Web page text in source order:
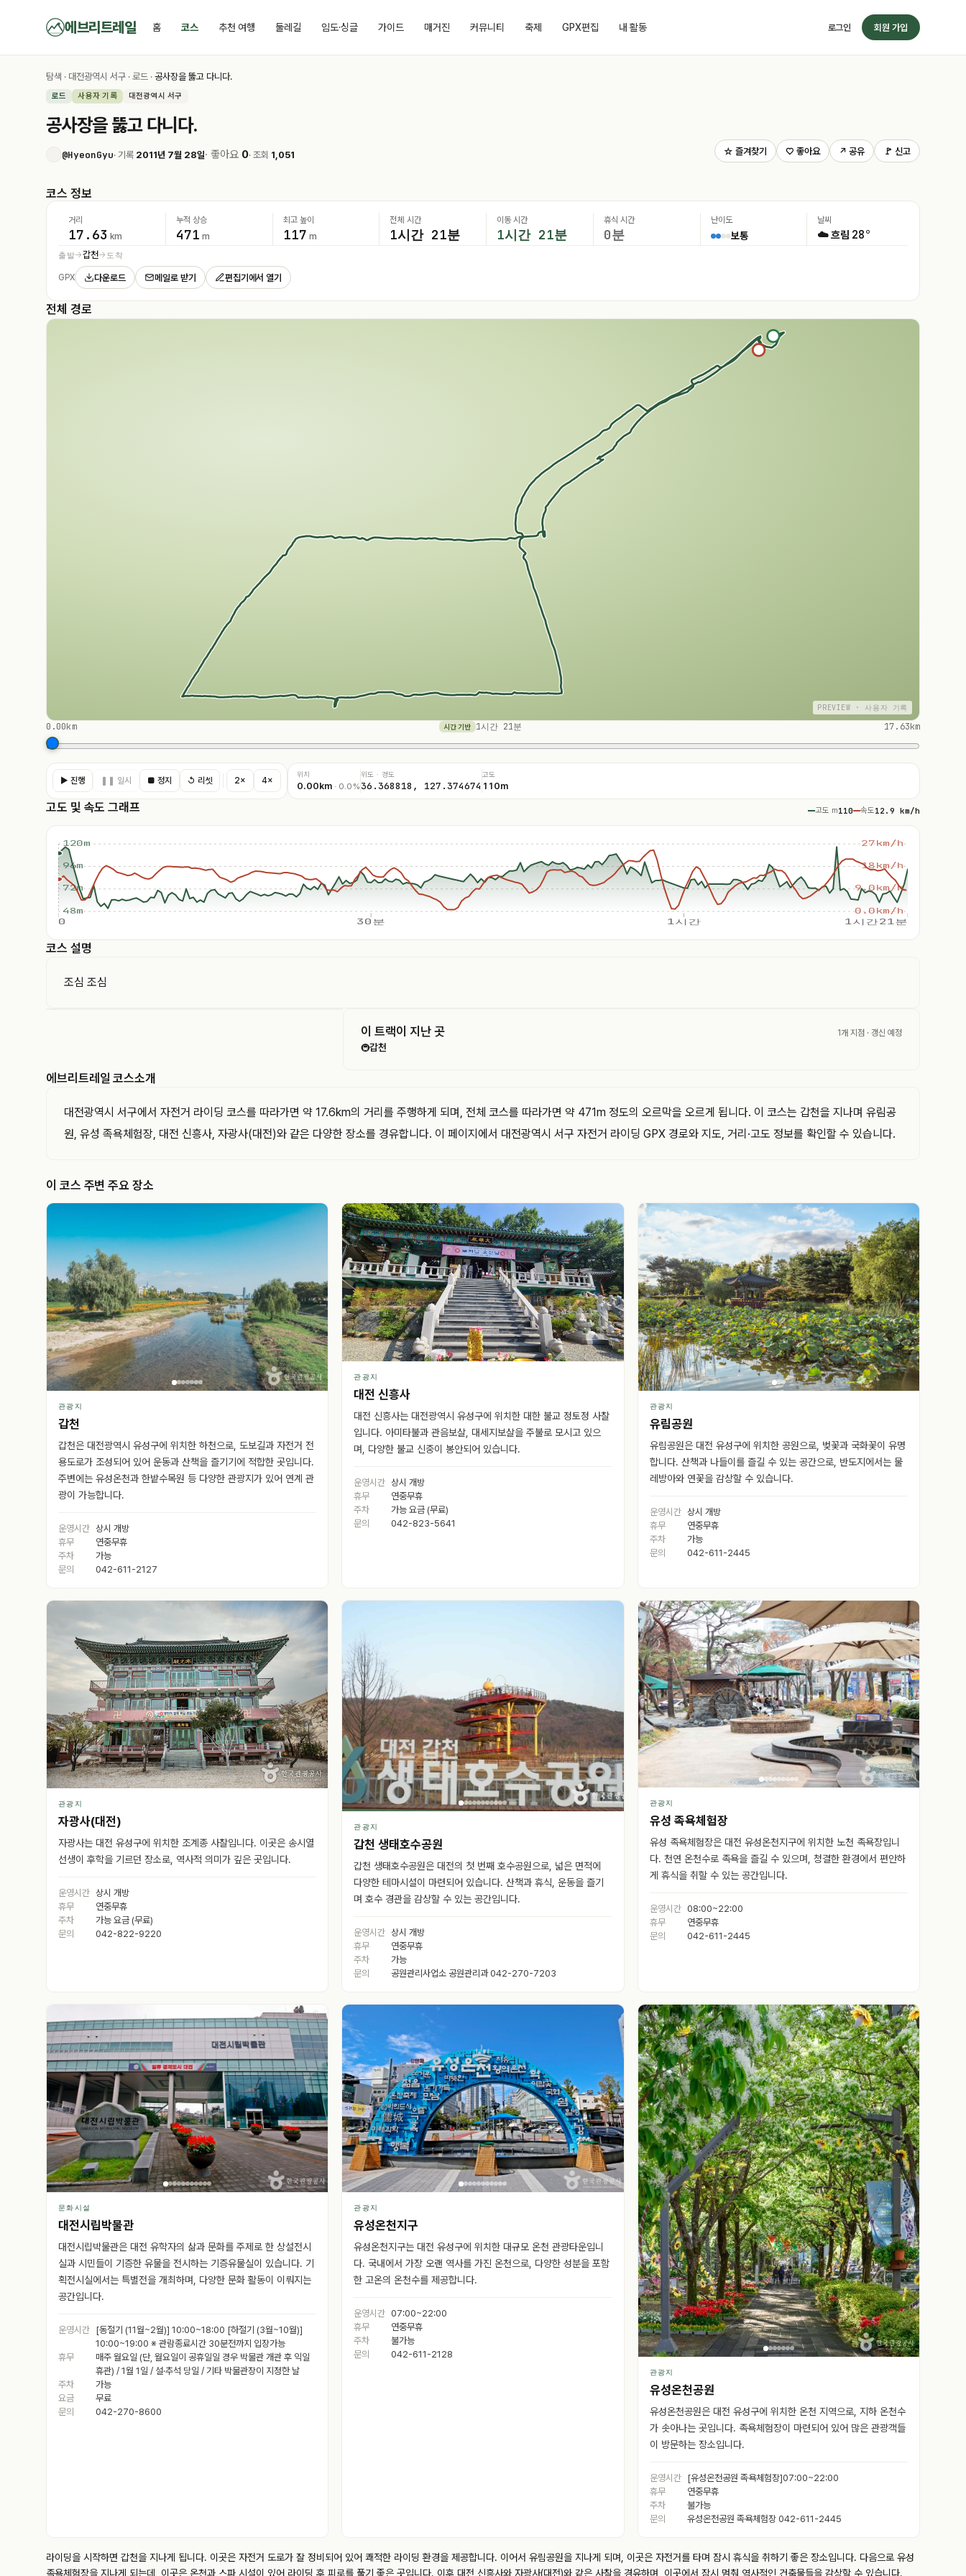
에브리트레일 홈 코스 추천 여행 둘레길 임도·싱글 가이드 매거진 커뮤니티 축제 GPX편집 내 활동 로그인 회원 가입
탐색 · 대전광역시 서구 · 로드 · 공사장을 뚫고 다니다.
로드 사용자 기록 대전광역시 서구
공사장을 뚫고 다니다.
@HyeonGyu· 기록 2011년 7월 28일· 좋아요 0· 조회 1,051 ☆ 즐겨찾기 ♡ 좋아요 ↗ 공유 🚩 신고
코스 정보
거리
17.63 km
누적 상승
471 m
최고 높이
117 m
전체 시간
1시간 21분
이동 시간
1시간 21분
휴식 시간
0분
난이도
보통
날씨
☁️ 흐림 28°
출발→갑천→ 도착
GPX 다운로드 메일로 받기 편집기에서 열기
전체 경로
PREVIEW · 사용자 기록
0.00km 시간 기반 1시간 21분 17.63km
▶ 진행 ❚❚ 일시 ■ 정지 ↺ 리셋 2× 4×
위치
0.00km · 0.0%
위도 · 경도
36.368818, 127.374674
고도
110m
고도 및 속도 그래프 고도 m110 속도 12.9 km/h
0 30분 1시간 1시간21분
120m
96m
72m
48m
27km/h
18km/h
9.0km/h
0.0km/h
코스 설명
조심 조심
고도와 지나간 지점을 지도와 함께 확인해 보세요.
이 트랙이 지난 곳 1개 지점 · 갱신 예정
🚇갑천
에브리트레일 코스소개
대전광역시 서구에서 자전거 라이딩 코스를 따라가면 약 17.6km의 거리를 주행하게 되며, 전체 코스를 따라가면 약 471m 정도의 오르막을 오르게 됩니다. 이 코스는 갑천을 지나며 유림공
원, 유성 족욕체험장, 대전 신흥사, 자광사(대전)와 같은 다양한 장소를 경유합니다. 이 페이지에서 대전광역시 서구 자전거 라이딩 GPX 경로와 지도, 거리·고도 정보를 확인할 수 있습니다.
이 코스 주변 주요 장소
관광지
갑천
갑천은 대전광역시 유성구에 위치한 하천으로, 도보길과 자전거 전
용도로가 조성되어 있어 운동과 산책을 즐기기에 적합한 곳입니다.
주변에는 유성온천과 한밭수목원 등 다양한 관광지가 있어 연계 관
광이 가능합니다.
운영시간 상시 개방
휴무
연중무휴
주차
가능
문의
042-611-2127
관광지
대전 신흥사
대전 신흥사는 대전광역시 유성구에 위치한 대한 불교 정토정 사찰
입니다. 아미타불과 관음보살, 대세지보살을 주불로 모시고 있으
며, 다양한 불교 신중이 봉안되어 있습니다.
운영시간 상시 개방
휴무
연중무휴
주차
가능 요금 (무료)
문의
042-823-5641
관광지
유림공원
유림공원은 대전 유성구에 위치한 공원으로, 벚꽃과 국화꽃이 유명
합니다. 산책과 나들이를 즐길 수 있는 공간으로, 반도지에서는 물
레방아와 연꽃을 감상할 수 있습니다.
운영시간 상시 개방
휴무
연중무휴
주차
가능
문의
042-611-2445
관광지
자광사(대전)
자광사는 대전 유성구에 위치한 조계종 사찰입니다. 이곳은 송시열
선생이 후학을 기르던 장소로, 역사적 의미가 깊은 곳입니다.
운영시간 상시 개방
휴무
연중무휴
주차
가능 요금 (무료)
문의
042-822-9220
관광지
갑천 생태호수공원
갑천 생태호수공원은 대전의 첫 번째 호수공원으로, 넓은 면적에
다양한 테마시설이 마련되어 있습니다. 산책과 휴식, 운동을 즐기
며 호수 경관을 감상할 수 있는 공간입니다.
운영시간 상시 개방
휴무
연중무휴
주차
가능
문의
공원관리사업소 공원관리과 042-270-7203
관광지
유성 족욕체험장
유성 족욕체험장은 대전 유성온천지구에 위치한 노천 족욕장입니
다. 천연 온천수로 족욕을 즐길 수 있으며, 청결한 환경에서 편안하
게 휴식을 취할 수 있는 공간입니다.
운영시간 08:00~22:00
휴무
연중무휴
문의
042-611-2445
문화시설
대전시립박물관
대전시립박물관은 대전 유학자의 삶과 문화를 주제로 한 상설전시
실과 시민들이 기증한 유물을 전시하는 기증유물실이 있습니다. 기
획전시실에서는 특별전을 개최하며, 다양한 문화 활동이 이뤄지는
공간입니다.
운영시간 [동절기 (11월~2월)] 10:00~18:00 [하절기 (3월~10월)]
10:00~19:00 ※ 관람종료시간 30분전까지 입장가능
휴무
매주 월요일 (단, 월요일이 공휴일일 경우 박물관 개관 후 익일
휴관) / 1월 1일 / 설·추석 당일 / 기타 박물관장이 지정한 날
주차
가능
요금
무료
문의
042-270-8600
관광지
유성온천지구
유성온천지구는 대전 유성구에 위치한 대규모 온천 관광타운입니
다. 국내에서 가장 오랜 역사를 가진 온천으로, 다양한 성분을 포함
한 고온의 온천수를 제공합니다.
운영시간 07:00~22:00
휴무
연중무휴
주차
불가능
문의
042-611-2128
관광지
유성온천공원
유성온천공원은 대전 유성구에 위치한 온천 지역으로, 지하 온천수
가 솟아나는 곳입니다. 족욕체험장이 마련되어 있어 많은 관광객들
이 방문하는 장소입니다.
운영시간
[유성온천공원 족욕체험장]07:00~22:00
휴무
연중무휴
주차
불가능
문의
유성온천공원 족욕체험장 042-611-2445
라이딩을 시작하면 갑천을 지나게 됩니다. 이곳은 자전거 도로가 잘 정비되어 있어 쾌적한 라이딩 환경을 제공합니다. 이어서 유림공원을 지나게 되며, 이곳은 자전거를 타며 잠시 휴식을 취하기 좋은 장소입니다. 다음으로 유성
족욕체험장을 지나게 되는데, 이곳은 온천과 스파 시설이 있어 라이딩 후 피로를 풀기 좋은 곳입니다. 이후 대전 신흥사와 자광사(대전)와 같은 사찰을 경유하며, 이곳에서 잠시 멈춰 역사적인 건축물들을 감상할 수 있습니다.